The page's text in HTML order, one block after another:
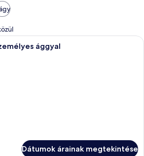
Egy modern szállodai szoba,
ággyal
Dátumok árainak megtekintése